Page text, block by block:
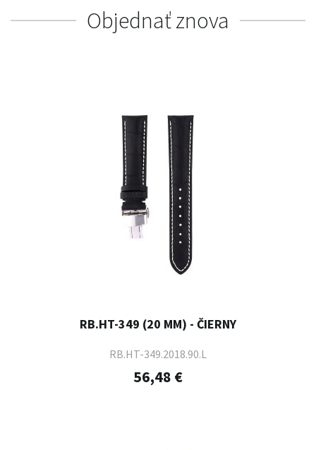
Objednať znova
RB.HT-349 (20 MM) - ČIERNY
RB.HT-349.2018.90.L
56,48 €